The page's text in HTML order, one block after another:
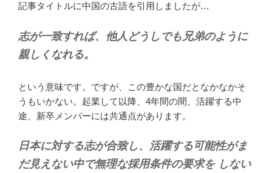
記事タイトルに中国の古語を引用しましたが…
志が一致すれば、他人どうしでも兄弟のように
親しくなれる。
という意味です。ですが、この豊かな国だとなかなかそ
うもいかない。起業して以降、4年間の間、活躍する中
途、新卒メンバーには共通点があります。
日本に対する志が合致し、活躍する可能性がま
だ見えない中で無理な採用条件の要求を しない